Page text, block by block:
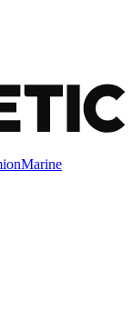
Marine